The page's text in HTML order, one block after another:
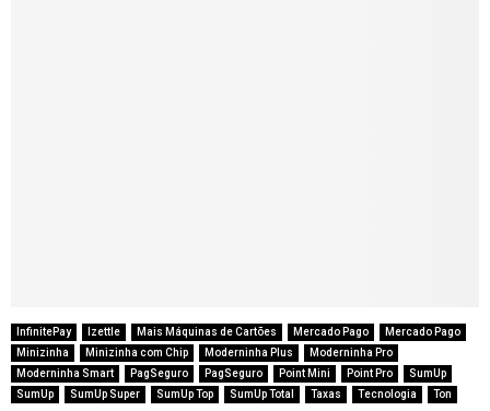
InfinitePay Izettle Mais Máquinas de Cartões Mercado Pago
Mercado Pago
Minizinha
Minizinha com Chip Moderninha Plus
Moderninha Pro
Moderninha Smart
PagSeguro PagSeguro Point Mini Point Pro
SumUp
SumUp
SumUp Super SumUp Top SumUp Total Taxas Tecnologia Ton